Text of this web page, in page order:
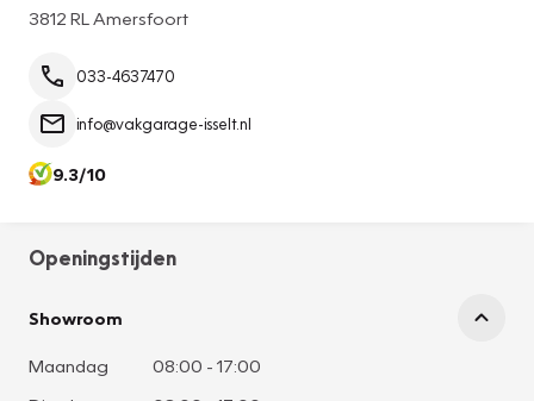
3812 RL Amersfoort
033-4637470
info@vakgarage-isselt.nl
9.3/10
Openingstijden
Showroom
Maandag 08:00 - 17:00